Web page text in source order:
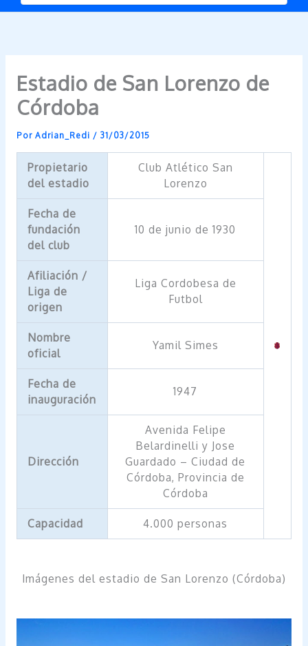
Estadio de San Lorenzo de
Córdoba
Por Adrian_Redi / 31/03/2015
Propietario
del estadio
Club Atlético San
Lorenzo
Fecha de
fundación
del club
10 de junio de 1930
Afiliación /
Liga de
origen
Liga Cordobesa de
Futbol
Nombre
oficial
Yamil Simes
Fecha de
inauguración
1947
Dirección
Avenida Felipe
Belardinelli y Jose
Guardado – Ciudad de
Córdoba, Provincia de
Córdoba
Capacidad 4.000 personas
Imágenes del estadio de San Lorenzo (Córdoba)